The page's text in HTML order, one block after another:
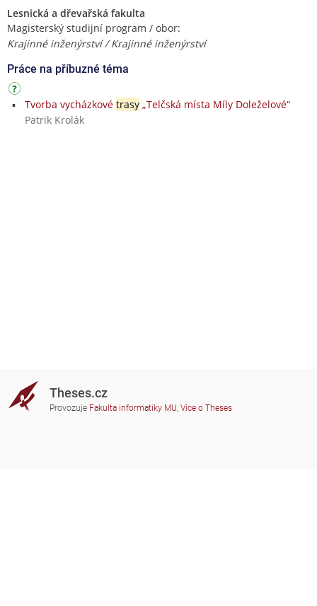
Lesnická a dřevařská fakulta
Magisterský studijní program / obor:
Krajinné inženýrství / Krajinné inženýrství
Práce na příbuzné téma
Tvorba vycházkové trasy„Telčská místa Míly Doleželové“
Patrik Krolák
Theses.cz
Provozuje Fakulta informatiky MU, Více o Theses